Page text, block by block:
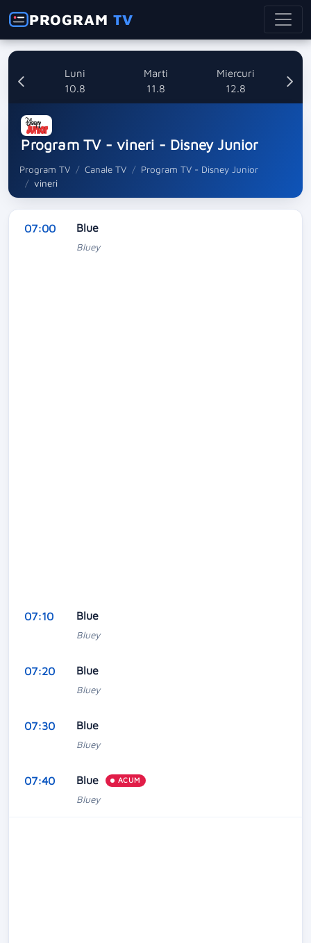
PROGRAMTV
Luni
10.8
Marti
11.8
Miercuri
12.8
Program TV - vineri - Disney Junior
Program TV Canale TV
Program TV - Disney Junior
vineri
07:00 Blue
Bluey
07:10 Blue
Bluey
07:20 Blue
Bluey
07:30 Blue
Bluey
07:40 Blue ACUM
Bluey